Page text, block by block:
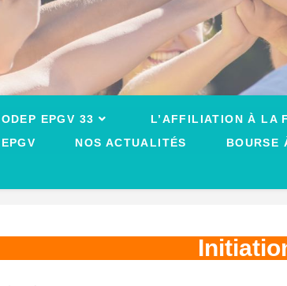
EPGV 33 L’AFFILIATION À LA
NOS ACTUALITÉS BOURSE